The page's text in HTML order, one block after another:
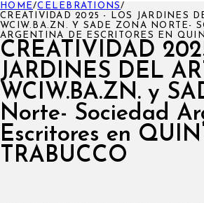
CREATIVIDAD
JARDINES DEL
WCIW.BA.ZN. y
Norte- Sociedad
Escritores en
TRABUCCO
HOME/CELEBRATIONS/
CREATIVIDAD 2025 - LOS JARDINES
WCIW.BA.ZN. Y SADE ZONA NORTE-
ARGENTINA DE ESCRITORES EN